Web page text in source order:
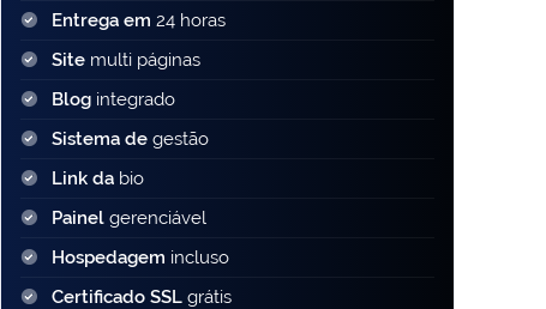
Entrega em24 horas
Site multi páginas
Blog integrado
Sistema degestão
Link da bio
Painel gerenciável
Hospedagem incluso
Certificado SSL grátis